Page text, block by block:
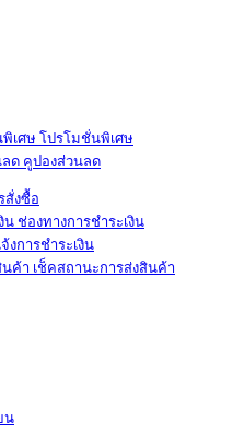
โปรโมชั่นพิเศษ
คูปองส่วนลด
สั่งซื้อ
ช่องทางการชำระเงิน
งการชำระเงิน
เช็คสถานะการส่งสินค้า
น